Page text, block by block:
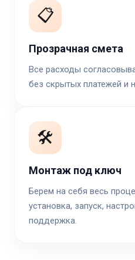
📋
Прозрачная смета
Все расходы
без скрытых платежей и
🛠️
Монтаж под ключ
Берем на себя весь
установка, запуск,
поддержка.